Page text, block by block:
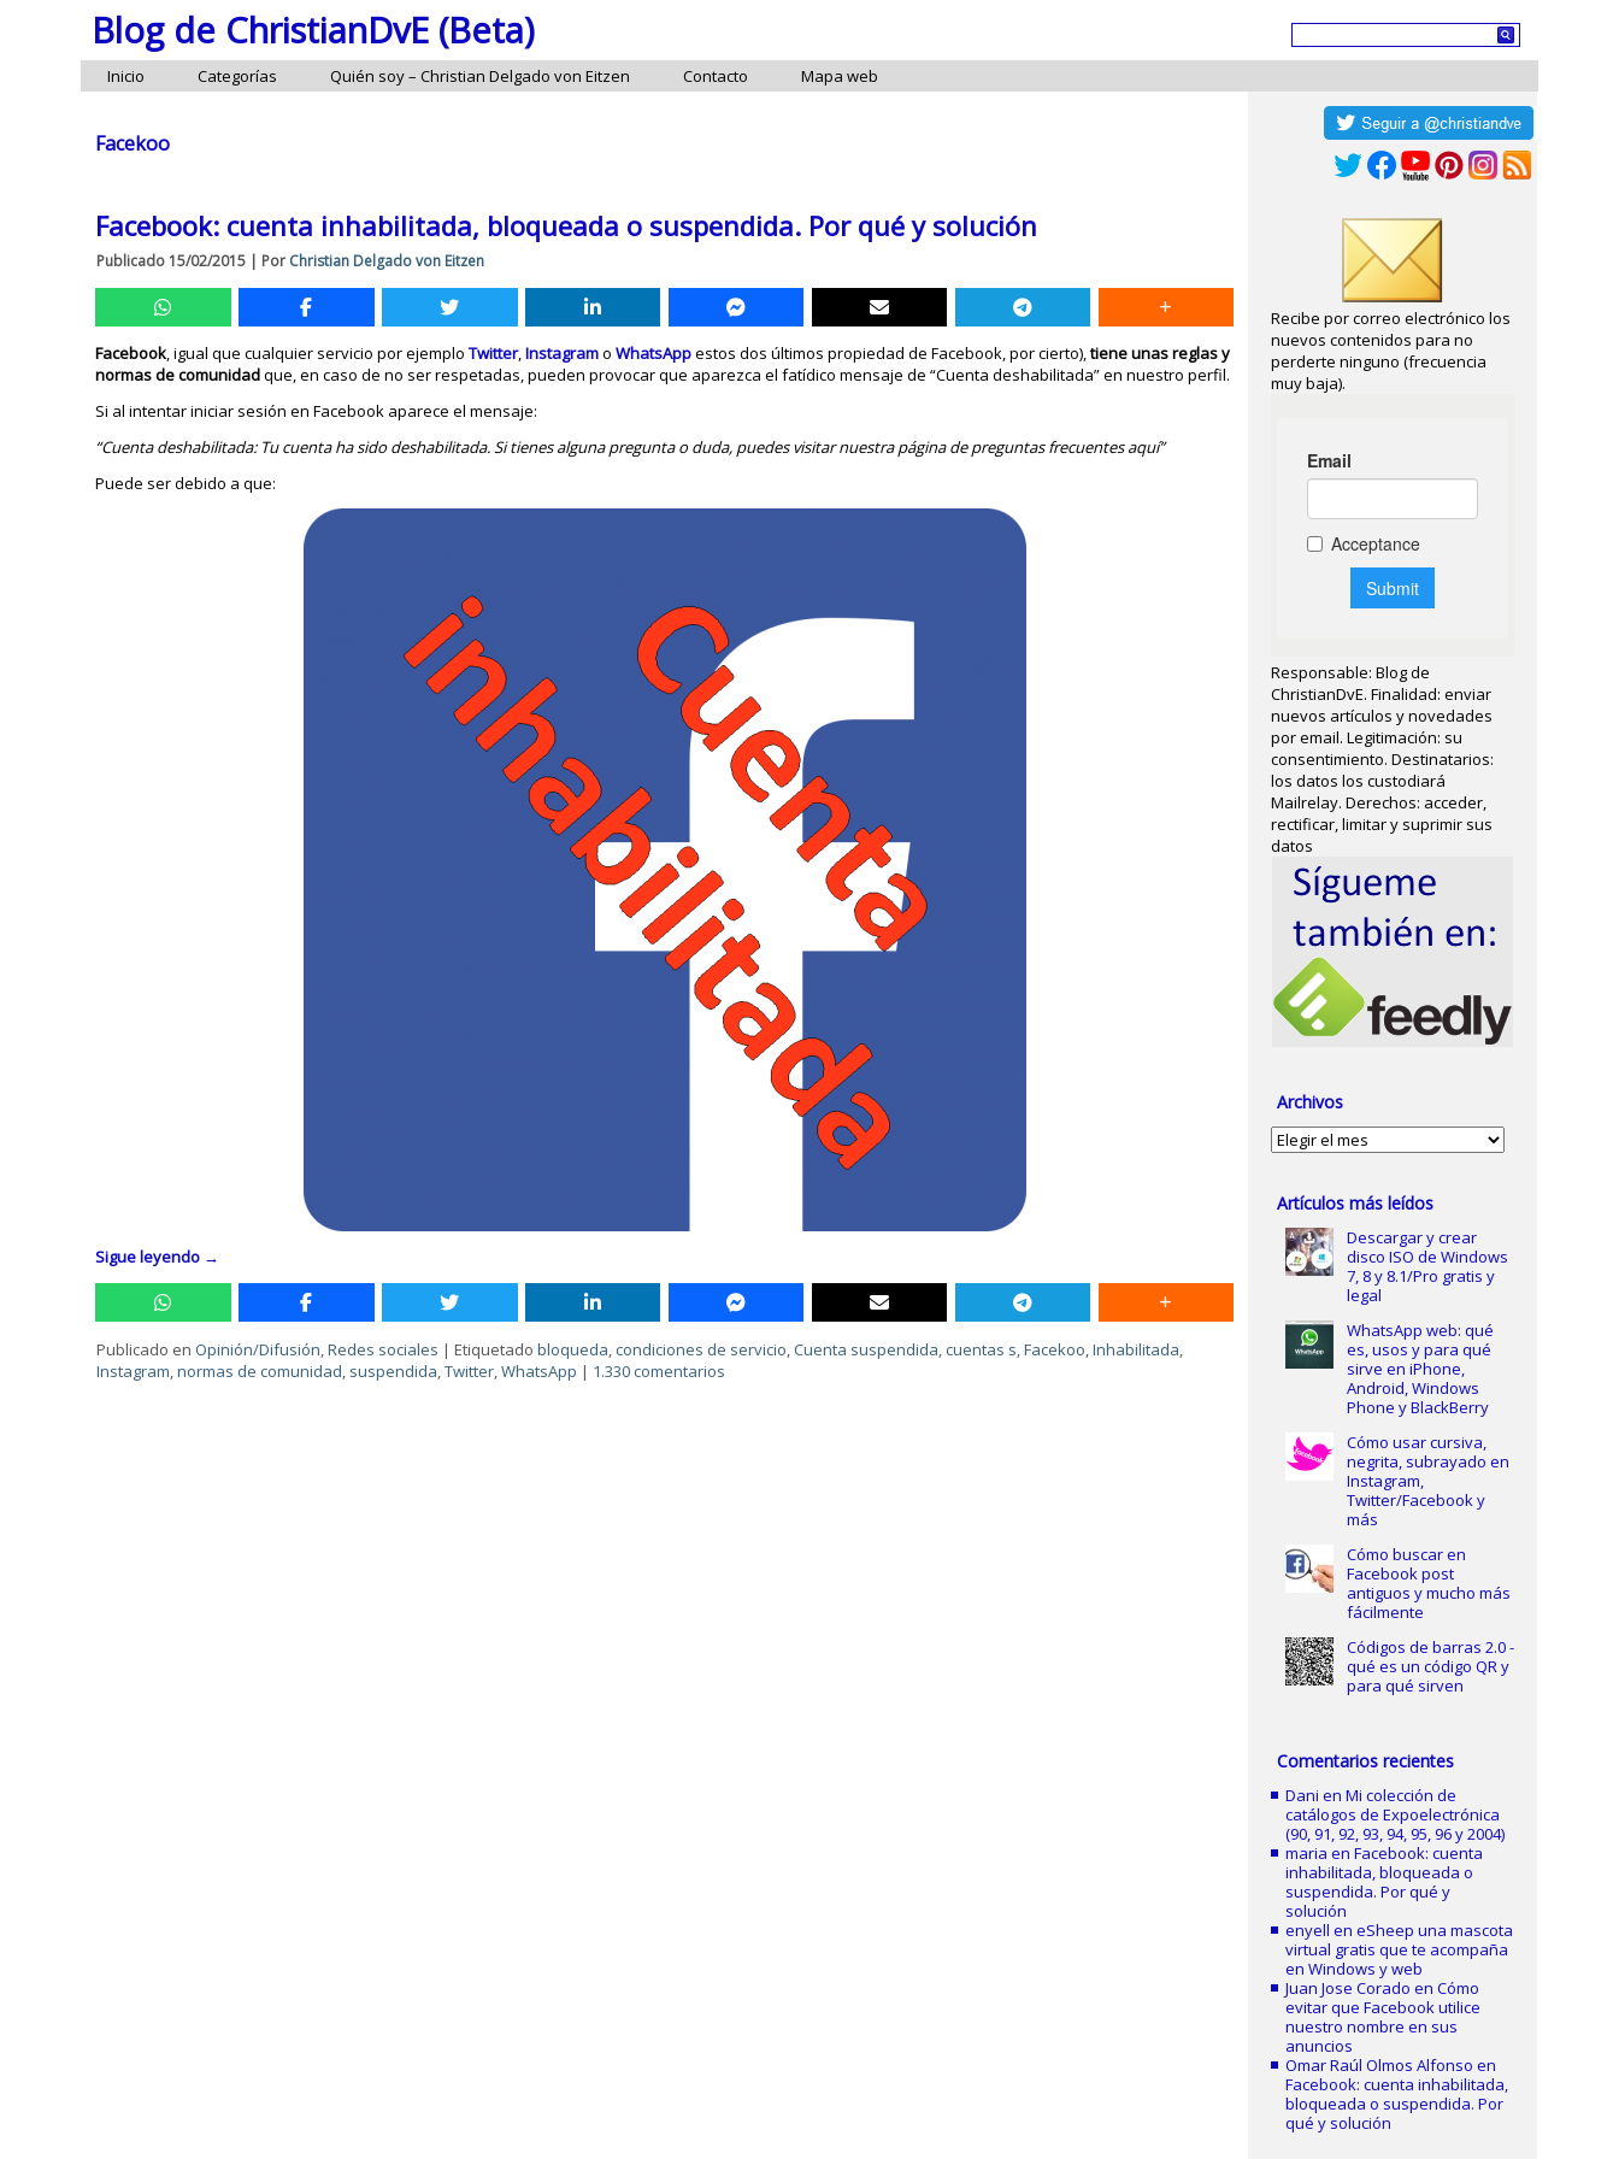
Blog de ChristianDvE (Beta)
Inicio Categorías Quién soy – Christian Delgado von Eitzen Contacto Mapa web
Facekoo
Facebook: cuenta inhabilitada, bloqueada o suspendida. Por qué y solución
Publicado15/02/2015 | Por Christian Delgado von Eitzen
Facebook, igual que cualquier servicio por ejemploTwitter,InstagramoWhatsAppestos dos últimos propiedad de Facebook, por cierto),tiene unas reglas y
normas de comunidadque, en caso de no ser respetadas, pueden provocar que aparezca el fatídico mensaje de “Cuenta deshabilitada” en nuestro perfil.
Si al intentar iniciar sesión en Facebook aparece el mensaje:
“Cuenta deshabilitada: Tu cuenta ha sido deshabilitada. Si tienes alguna pregunta o duda, puedes visitar nuestra página de preguntas frecuentes aquí”
Puede ser debido a que:
Sigue leyendo →
Publicado en Opinión/Difusión,Redes sociales |Etiquetado bloqueda,condiciones de servicio,Cuenta suspendida,cuentas s,Facekoo,Inhabilitada,
Instagram,normas de comunidad, suspendida,Twitter,WhatsApp | 1.330 comentarios
Recibe por correo electrónico los
nuevos contenidos para no
perderte ninguno (frecuencia
muy baja).
Responsable: Blog de
ChristianDvE. Finalidad: enviar
nuevos artículos y novedades
por email. Legitimación: su
consentimiento. Destinatarios:
los datos los custodiará
Mailrelay. Derechos: acceder,
rectificar, limitar y suprimir sus
datos
Archivos
Archivos
Artículos más leídos
Descargar y crear
disco ISO de Windows
7, 8 y 8.1/Pro gratis y
legal
WhatsApp web: qué
es, usos y para qué
sirve en iPhone,
Android, Windows
Phone y BlackBerry
Cómo usar cursiva,
negrita, subrayado en
Instagram,
Twitter/Facebook y
más
Cómo buscar en
Facebook post
antiguos y mucho más
fácilmente
Códigos de barras 2.0 -
qué es un código QR y
para qué sirven
Comentarios recientes
Dani enMi colección de
catálogos de Expoelectrónica
(90, 91, 92, 93, 94, 95, 96 y 2004)
maria enFacebook: cuenta
inhabilitada, bloqueada o
suspendida. Por qué y
solución
enyell eneSheep una mascota
virtual gratis que te acompaña
en Windows y web
Juan Jose Corado enCómo
evitar que Facebook utilice
nuestro nombre en sus
anuncios
Omar Raúl Olmos Alfonso en
Facebook: cuenta inhabilitada,
bloqueada o suspendida. Por
qué y solución